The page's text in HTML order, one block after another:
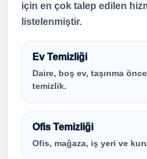
için en çok talep edilen
listelenmiştir.
Ev Temizliği
Daire, boş ev, taşınma
temizlik.
Ofis Temizliği
Ofis, mağaza, iş yeri ve